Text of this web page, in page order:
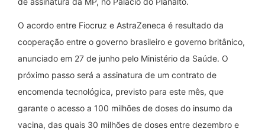
O acordo entre Fiocruz e AstraZeneca é resultado da
cooperação entre o governo brasileiro e governo britânico,
anunciado em 27 de junho pelo Ministério da Saúde. O
próximo passo será a assinatura de um contrato de
encomenda tecnológica, previsto para este mês, que
garante o acesso a 100 milhões de doses do insumo da
vacina, das quais 30 milhões de doses entre dezembro e